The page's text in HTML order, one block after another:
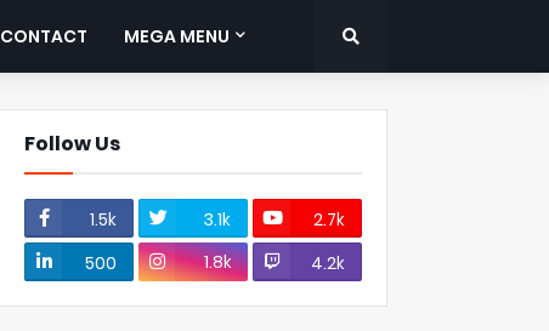
CONTACT MEGA MENU
Follow Us
1.5k 3.1k
2.7k
500
1.8k 4.2k